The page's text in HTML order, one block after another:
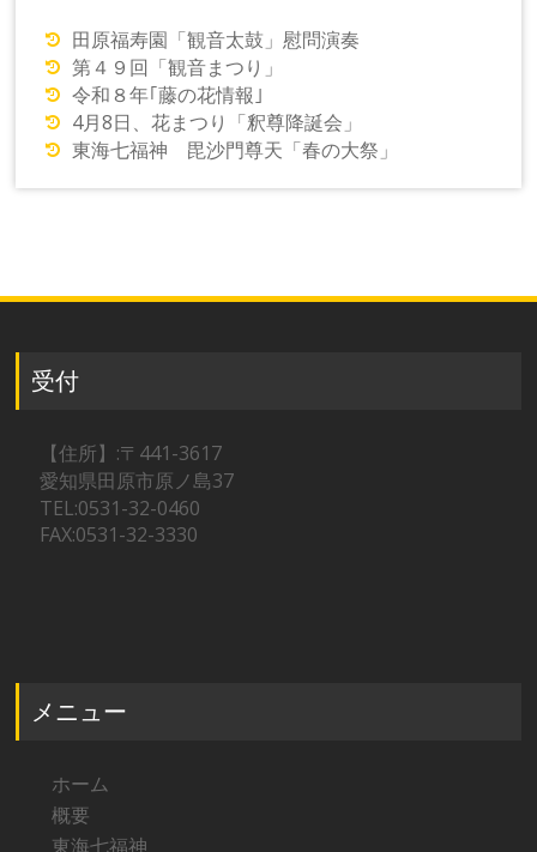
田原福寿園「観音太鼓」慰問演奏
第４９回「観音まつり」
令和８年｢藤の花情報｣
4月8日、花まつり「釈尊降誕会」
東海七福神 毘沙門尊天「春の大祭」
受付
【住所】:〒441-3617
愛知県田原市原ノ島37
TEL:0531-32-0460
FAX:0531-32-3330
メニュー
ホーム
概要
東海七福神